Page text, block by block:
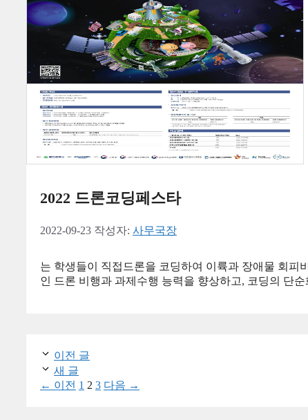
2022 드론코딩페스타
2022-09-23 작성자: 사무국장
는 학생들이 직접드론을 코딩하여 이륙과 장애물 회피
인 드론 비행과 과제수행 능력을 향상하고, 코딩의 단
이전 글
새 글
← 이전 페
1 페
2 페
3 다음 →